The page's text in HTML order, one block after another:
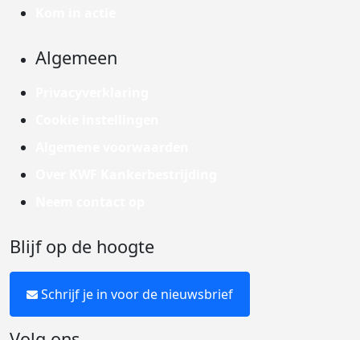
Algemeen
Blijf op de hoogte
Schrijf je in voor de nieuwsbrief